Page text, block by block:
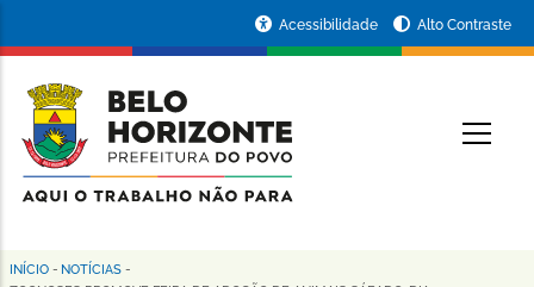
conteúdo
principal
da
Prefeitura
de
Horizonte
Acessibilidade Alto Contraste
INÍCIO - NOTÍCIAS -